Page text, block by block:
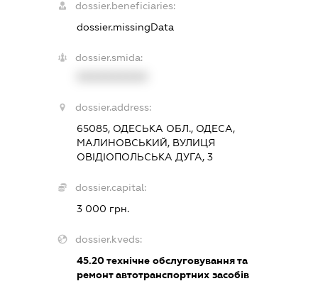
dossier.beneficiaries:
dossier.missingData
dossier.smida:
dossier.address:
65085, ОДЕСЬКА ОБЛ., ОДЕСА,
МАЛИНОВСЬКИЙ, ВУЛИЦЯ
ОВІДІОПОЛЬСЬКА ДУГА, 3
dossier.capital:
3 000 грн.
dossier.kveds:
45.20технічне обслуговування та
ремонт автотранспортних засобів